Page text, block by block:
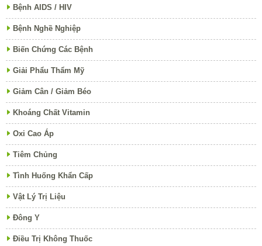
Bệnh AIDS / HIV
Bệnh Nghề Nghiệp
Biến Chứng Các Bệnh
Giải Phẩu Thẩm Mỹ
Giảm Cân / Giảm Béo
Khoáng Chất Vitamin
Oxi Cao Áp
Tiêm Chủng
Tình Huống Khẩn Cấp
Vật Lý Trị Liệu
Đông Y
Điều Trị Không Thuốc